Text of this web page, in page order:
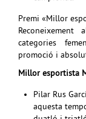
Premi «Millor
categories
promoció i
Millor esportista
Pilar Rus
aquesta